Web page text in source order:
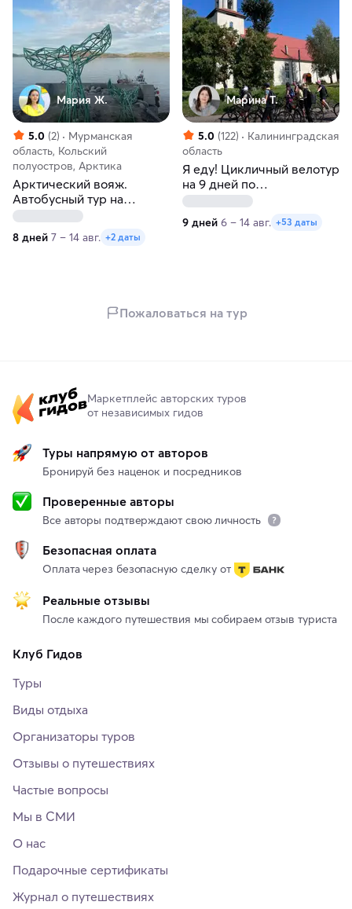
Мария Ж.
5.0 (2)
Мурманская
область, Кольский
полуостров, Арктика
Арктический вояж.
Автобусный тур на
Кольский полуостров из
8 дней 7 – 14 авг. +2 даты
Марина Т.
5.0 (122)
Калининградская
область
Я еду! Цикличный велотур
на 9 дней по
Калининградской области
9 дней 6 – 14 авг. +53 даты
Пожаловаться на тур
Маркетплейс авторских туров
от независимых гидов
Туры напрямую от авторов
Бронируй без наценок и посредников
Проверенные авторы
Все авторы подтверждают свою личность
Безопасная оплата
Оплата через безопасную сделку от
Реальные отзывы
После каждого путешествия мы собираем отзыв туриста
Клуб Гидов
Туры
Виды отдыха
Организаторы туров
Отзывы о путешествиях
Частые вопросы
Мы в СМИ
О нас
Подарочные сертификаты
Журнал о путешествиях